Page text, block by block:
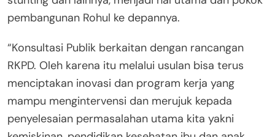
pembangunan Rohul ke depannya.
“Konsultasi Publik berkaitan dengan rancangan
RKPD. Oleh karena itu melalui usulan bisa terus
menciptakan inovasi dan program kerja yang
mampu mengintervensi dan merujuk kepada
penyelesaian permasalahan utama kita yakni